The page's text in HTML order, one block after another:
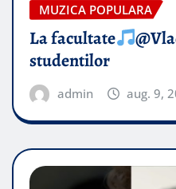
MUZICA POPULARA
La facultate
studentilor
admin aug. 9,